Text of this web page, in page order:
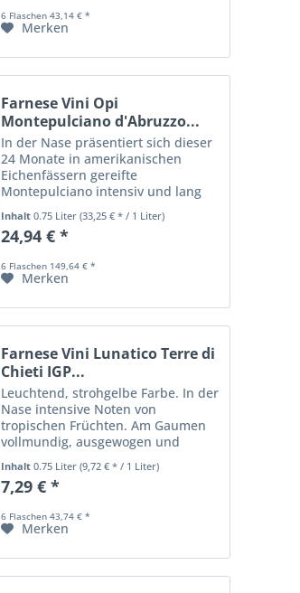
6 Flaschen 43,14 € *
Merken
Farnese Vini Opi
Montepulciano d'Abruzzo...
In der Nase präsentiert sich dieser
24 Monate in amerikanischen
Eichenfässern gereifte
Montepulciano intensiv und lang
anhaltend mit Anklängen von reifen
Früchten, Tabak und leichten
Holznoten. Er beeindruckt durch
Inhalt 0.75 Liter (33,25 € * / 1 Liter)
24,94 € *
6 Flaschen 149,64 € *
Merken
Farnese Vini Lunatico Terre di
Chieti IGP...
Leuchtend, strohgelbe Farbe. In der
Nase intensive Noten von
tropischen Früchten. Am Gaumen
vollmundig, ausgewogen und
Inhalt 0.75 Liter (9,72 € * / 1 Liter)
7,29 € *
6 Flaschen 43,74 € *
Merken